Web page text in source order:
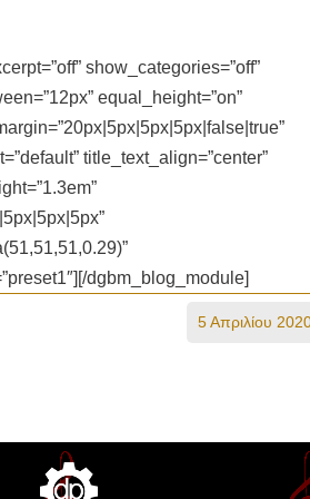
show_categories=”off”
equal_height=”on”
title_text_align=”center”
dgbm_blog_module]
5 Απριλίου